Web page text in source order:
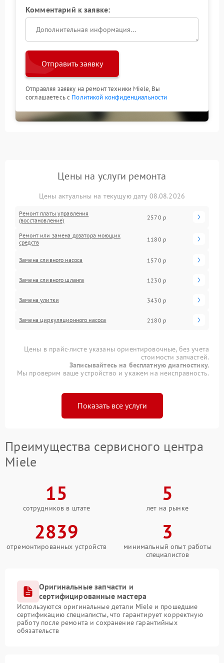
Комментарий к заявке:
Отправить заявку
Отправляя заявку на ремонт техники Miele, Вы
соглашаетесь с Политикой конфиденциальности
Цены на услуги ремонта
Цены актуальны на текущую дату 08.08.2026
Ремонт платы управления
(восстановление)
2570 р
Ремонт или замена дозатора моющих
средств
1180 р
Замена сливного насоса 1570 р
Замена сливного шланга 1230 р
Замена улитки 3430 р
Замена циркуляционного насоса 2180 р
Цены в прайс-листе указаны ориентировочные, без учета
стоимости запчастей.
Записывайтесь на бесплатную диагностику.
Мы проверим ваше устройство и укажем на неисправность.
Показать все услуги
Преимущества сервисного центра
Miele
15
сотрудников в штате
5
лет на рынке
2839
отремонтированных устройств
3
минимальный опыт работы
специалистов
Оригинальные запчасти и
сертифицированные мастера
Используются оригинальные детали Miele и прошедшие
сертификацию специалисты, что гарантирует корректную
работу после ремонта и сохранение гарантийных
обязательств